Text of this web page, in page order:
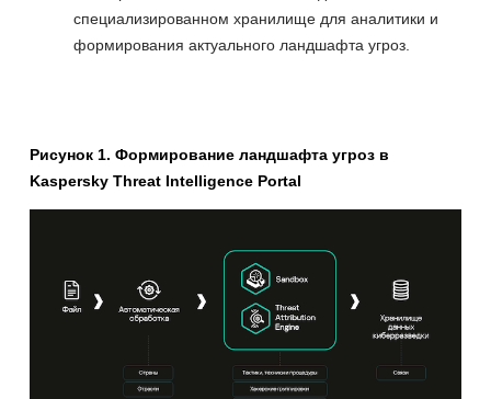
специализированном хранилище для аналитики и
формирования актуального ландшафта угроз.
Рисунок 1. Формирование ландшафта угроз в
Kaspersky Threat Intelligence Portal